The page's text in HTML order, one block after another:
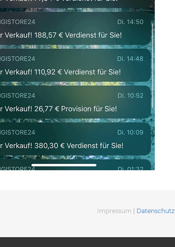
Impressum Datenschutz